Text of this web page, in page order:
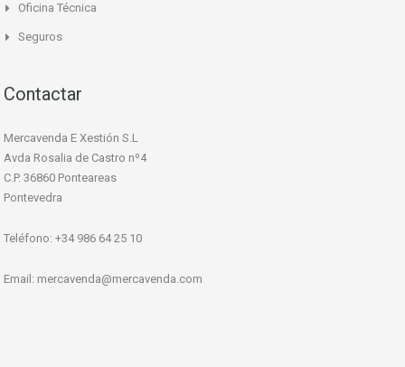
Oficina Técnica
Seguros
Contactar
Mercavenda E Xestión S.L
Avda Rosalia de Castro nº4
C.P. 36860 Ponteareas
Pontevedra
Teléfono: +34 986 64 25 10
Email: mercavenda@mercavenda.com